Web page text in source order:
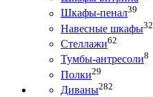
Шкафы-пенал39
Навесные шкафы32
Стеллажи62
Тумбы-антресоли8
Полки29
Диваны282